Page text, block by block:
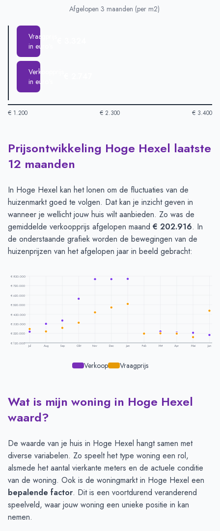
Afgelopen 3 maanden (per m2)
Vraagprijs
in euro's
Verkoopprijs
in euro's
€ 1.200 € 2.300 € 3.400
Huizenprijzen in Hoge Hexel per m2- Afgelopen 3 maanden
Type
Vraagprijs in euro's
Verkoopprijs in euro's
€ 2.747
Prijsontwikkeling Hoge Hexel laatste
12 maanden
In Hoge Hexel kan het lonen om de fluctuaties van de
huizenmarkt goed te volgen. Dat kan je inzicht geven in
wanneer je wellicht jouw huis wilt aanbieden. Zo was de
gemiddelde verkoopprijs afgelopen maand € 202.916. In
de onderstaande grafiek worden de bewegingen van de
huizenprijzen van het afgelopen jaar in beeld gebracht:
€ 820.000
€ 720.000
€ 620.000
€ 520.000
€ 420.000
€ 320.000
€ 220.000
€ 120.000
Jul Aug Sep Okt Nov Dec Jan Feb Mrt Apr Mei Jun
Verkoop Vraagprijs
Prijsontwikkeling per maand -Hoge Hexel
Maand
Vraagprijs
Verkoopprijs
Juli
€ 240.083
September € 276.250
€ 355.187
Oktober
€ 331.818
€ 581.761
November
€ 440.954
€ 788.892
December
€ 491.214
€ 788.892
Januari
€ 529.625
€ 792.000
Februari
Wat is mijn woning in Hoge Hexel
waard?
De waarde van je huis in Hoge Hexel hangt samen met
diverse variabelen. Zo speelt het type woning een rol,
alsmede het aantal vierkante meters en de actuele conditie
van de woning. Ook is de woningmarkt in Hoge Hexel een
bepalende factor. Dit is een voortdurend veranderend
speelveld, waar jouw woning een unieke positie in kan
nemen.